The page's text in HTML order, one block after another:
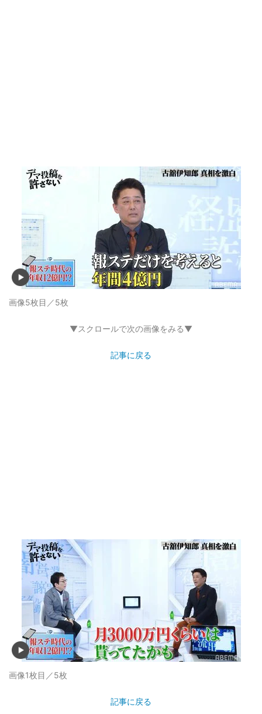
画像5枚目／5枚
▼スクロールで次の画像をみる▼
記事に戻る
画像1枚目／5枚
記事に戻る